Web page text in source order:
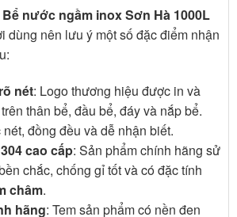
Bể nước ngầm inox Sơn Hà 1000L
dùng nên lưu ý một số đặc điểm nhận
nét: Logo thương hiệu được in và
thân bể, đầu bể, đáy và nắp bể.
đồng đều và dễ nhận biết.
cao cấp: Sản phẩm chính hãng sử
chắc, chống gỉ tốt và có đặc tính
châm.
hãng: Tem sản phẩm có nền đen